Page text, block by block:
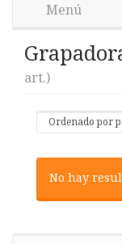
Menú
art.)
No hay